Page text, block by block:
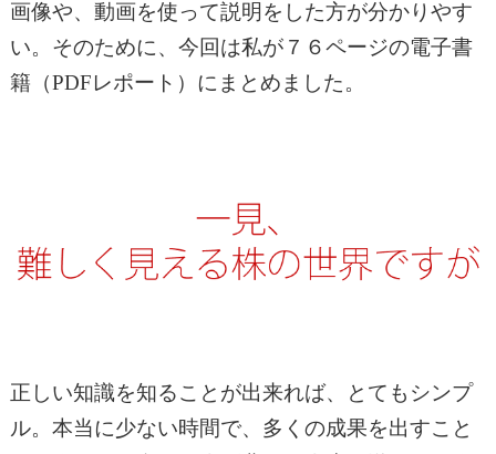
画像や、動画を使って説明をした方が分かりやす
い。そのために、今回は私が７６ページの電子書
籍（PDFレポート）にまとめました。
正しい知識を知ることが出来れば、とてもシンプ
ル。本当に少ない時間で、多くの成果を出すこと